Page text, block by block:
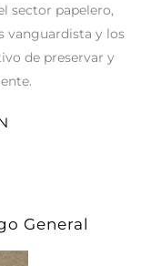
sector papelero,
vanguardista y los
de preservar y
General